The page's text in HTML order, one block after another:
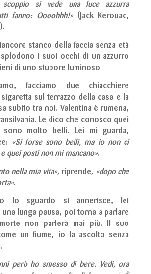
scoppio si vede una luce azzurra
fanno: Oooohhh!»(Jack Kerouac,
stanco della faccia senza età
i suoi occhi di un azzurro
di uno stupore luminoso.
facciamo due chiacchiere
sul terrazzo della casa e la
subito tra noi. Valentina è rumena,
Le dico che conosco quei
molto belli. Lei mi guarda,
«Si forse sono belli, ma io non ci
quei posti non mi mancano».
nella mia vita», riprende, «dopo che
.
lo sguardo si annerisce, lei
una lunga pausa, poi torna a parlare
non parlerà mai più. Il suo
un fiume, io la ascolto senza
però ho smesso di bere. Vedi, ora